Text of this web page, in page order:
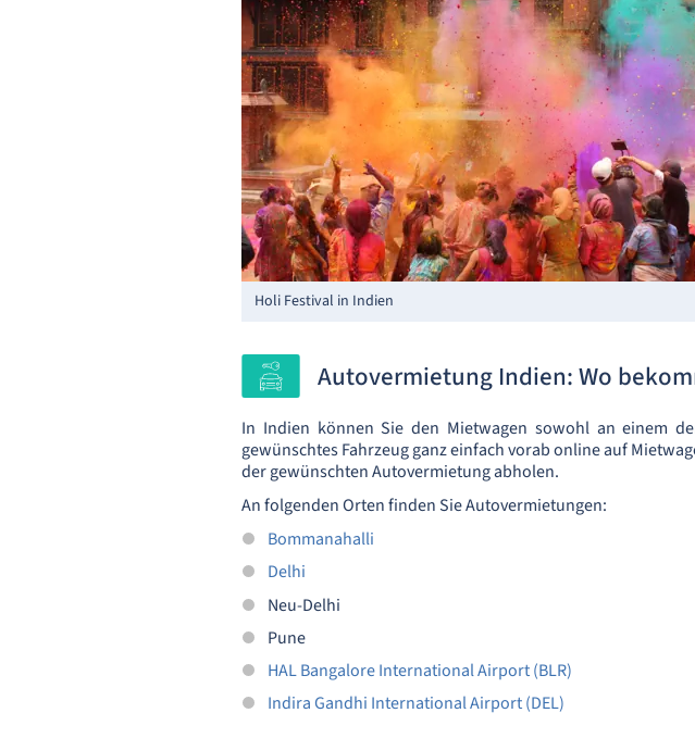
Holi Festival in Indien
Autovermietung Indien: Wo
In Indien können Sie den Mietwagen sowohl an einem
gewünschtes Fahrzeug ganz einfach vorab online auf
der gewünschten Autovermietung abholen.
An folgenden Orten finden Sie Autovermietungen:
Bommanahalli
Delhi
Neu-Delhi
Pune
HAL Bangalore International Airport (BLR)
Indira Gandhi International Airport (DEL)